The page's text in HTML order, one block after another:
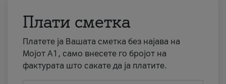
Плати сметка
Платете ја Вашата сметка без најава на
Мојот А1, само внесете го бројот на
фактурата што сакате да ја платите.